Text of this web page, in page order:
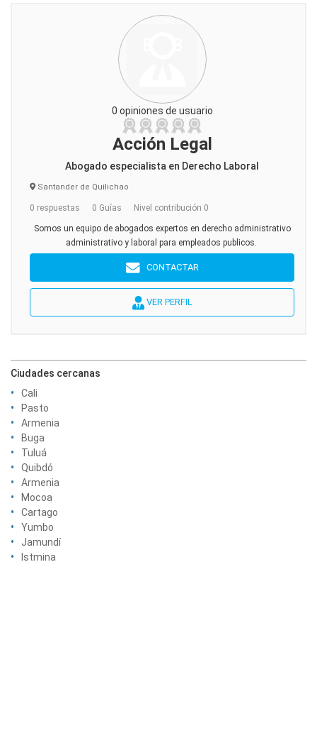
0 opiniones de usuario
Acción Legal
Abogado especialista en Derecho Laboral
Santander de Quilichao
0 respuestas 0 Guías Nivel contribución 0
Somos un equipo de abogados expertos en derecho administrativo
administrativo y laboral para empleados publicos.
CONTACTAR
VER PERFIL
Ciudades cercanas
Cali
Pasto
Armenia
Buga
Tuluá
Quibdó
Armenia
Mocoa
Cartago
Yumbo
Jamundí
Istmina